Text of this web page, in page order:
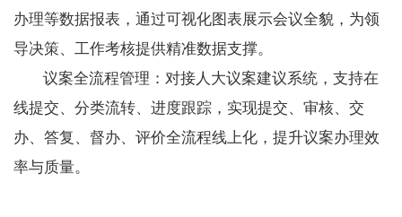
办理等数据报表，通过可视化图表展示会议全貌，为领
导决策、工作考核提供精准数据支撑。
议案全流程管理：对接人大议案建议系统，支持在
线提交、分类流转、进度跟踪，实现提交、审核、交
办、答复、督办、评价全流程线上化，提升议案办理效
率与质量。